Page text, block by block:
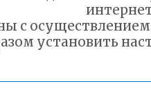
с
установить